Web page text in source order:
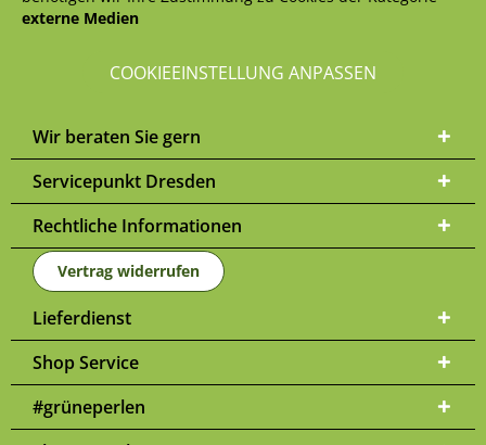
externe Medien
COOKIEEINSTELLUNG ANPASSEN
Wir beraten Sie gern
Servicepunkt Dresden
Rechtliche Informationen
Vertrag widerrufen
Lieferdienst
Shop Service
#grüneperlen